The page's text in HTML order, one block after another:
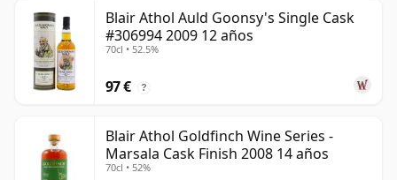
Blair Athol Auld Goonsy's Single Cask
#306994 2009 12 años
70cl • 52.5%
97 € ?
Blair Athol Goldfinch Wine Series -
Marsala Cask Finish 2008 14 años
70cl • 52%